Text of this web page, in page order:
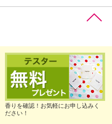
香りを確認！お気軽にお申し込みく
ださい！